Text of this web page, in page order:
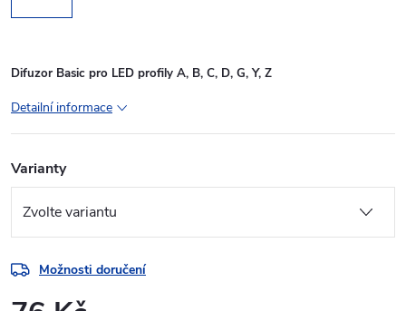
Difuzor Basic pro LED profily A, B, C, D, G, Y, Z
Detailní informace
Varianty
Možnosti doručení